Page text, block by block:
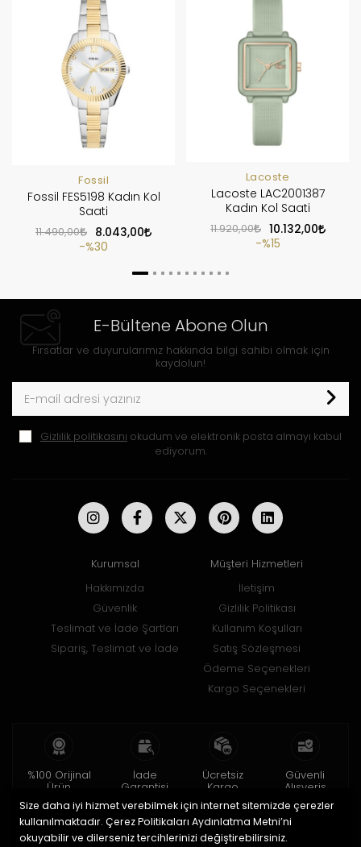
Fossil
Fossil FES5198 Kadın Kol
Saati
11.490,00
8.043,00
%30
Lacoste
Lacoste LAC2001387
Kadın Kol Saati
11.920,00
10.132,00
%15
E-Bültene Abone Olun
Fırsatlar ve duyurularımız hakkında bilgi sahibi olmak için
kaydolun!
Gizlilik politikasını okudum ve elektronik posta almayı kabul
ediyorum.
Kurumsal
Hakkımızda
Güvenlik
Teslimat ve İade Şartları
Sipariş, Teslimat ve İade
Müşteri Hizmetleri
İletişim
Gizlilik Politikası
Kullanım Koşulları
Satış Sözleşmesi
Ödeme Seçenekleri
Kargo Seçenekleri
%100 Orijinal
Ürün
2 yıl garanti
İade
Garantisi
15 gün içinde
iade
Ücretsiz
Kargo
150 TL ve üzeri
Güvenli
Alışveriş
256bit SSL ile
Size daha iyi hizmet verebilmek için internet sitemizde çerezler
kullanılmaktadır. Çerez Politikaları Aydınlatma Metni’ni
okuyabilir ve dilerseniz tercihlerinizi değiştirebilirsiniz.